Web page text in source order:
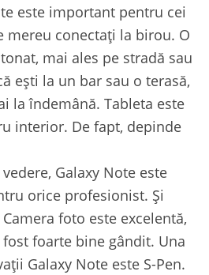
este important pentru cei
mereu conectați la birou. O
mai ales pe stradă sau
ești la un bar sau o terasă,
la îndemână. Tableta este
interior. De fapt, depinde
Galaxy Note este
orice profesionist. Și
foto este excelentă,
foarte bine gândit. Una
Galaxy Note este S-Pen.